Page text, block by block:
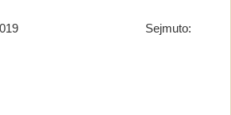
Sejmuto: